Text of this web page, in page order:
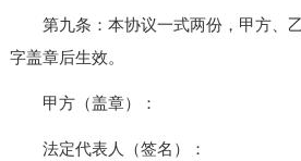
第九条：本协议一式两份，甲方、
字盖章后生效。
甲方（盖章）：
法定代表人（签名）：